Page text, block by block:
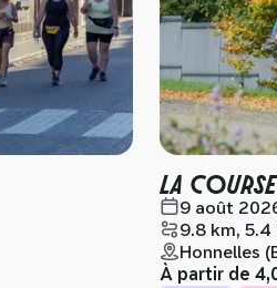
LA
9 août
9.8 km, 5.4
Honnelles
À partir de